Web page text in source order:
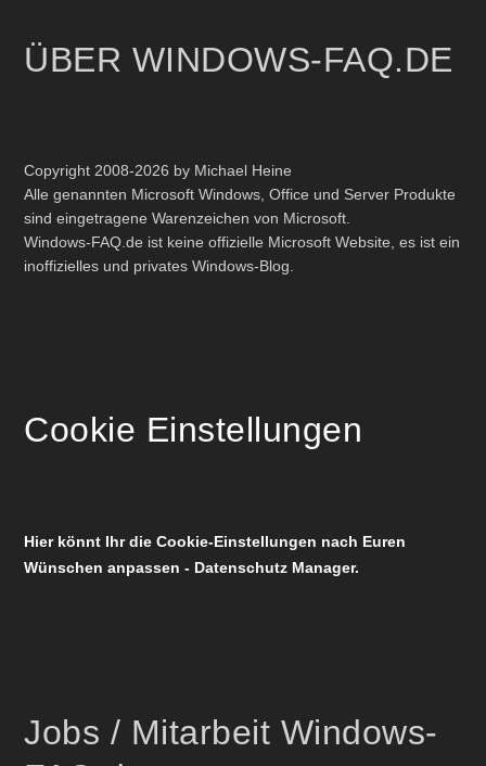
ÜBER WINDOWS-FAQ.DE
Copyright 2008-2026 by Michael Heine
Alle genannten Microsoft Windows, Office und Server Produkte
sind eingetragene Warenzeichen von Microsoft.
Windows-FAQ.de ist keine offizielle Microsoft Website, es ist ein
inoffizielles und privates Windows-Blog.
Cookie Einstellungen
Hier könnt Ihr die Cookie-Einstellungen nach Euren
Wünschen anpassen - Datenschutz Manager.
Jobs / Mitarbeit Windows-